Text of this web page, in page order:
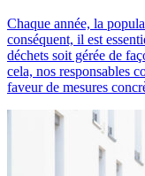
Chaque année, la
conséquent, il est
déchets soit gérée de
cela, nos responsables
faveur de mesures